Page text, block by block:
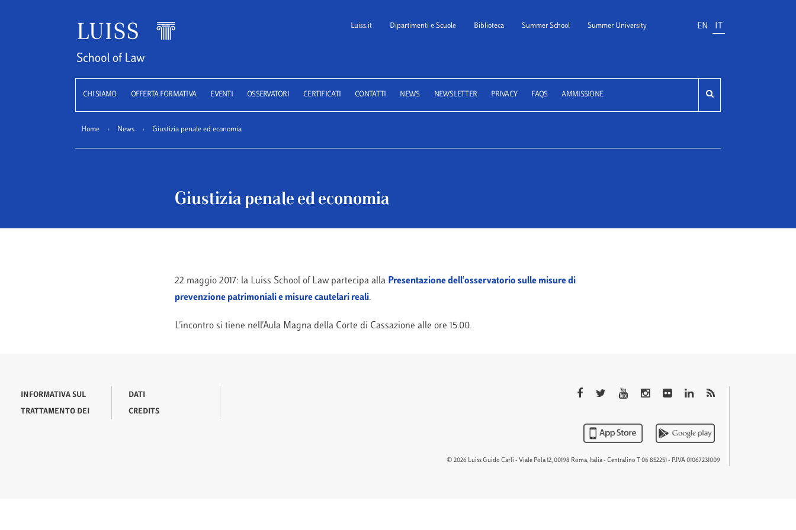
Luiss School of Law
Luiss.it Dipartimenti e Scuole Biblioteca Summer School Summer University EN
CHI SIAMO OFFERTA FORMATIVA EVENTI OSSERVATORI CERTIFICATI CONTATTI NEWS NEWSLETTER PRIVACY FAQS AMMISSIONE
Home › News › Giustizia penale ed economia
Giustizia penale ed economia
22 maggio 2017: la Luiss School of Law partecipa alla Presentazione dell'osservatorio sulle misure di
prevenzione patrimoniali e misure cautelari reali.
L'incontro si tiene nell'Aula Magna della Corte di Cassazione alle ore 15.00.
INFORMATIVA SUL
TRATTAMENTO DEI
DATI
CREDITS
© 2026 Luiss Guido Carli - Viale Pola 12, 00198 Roma, Italia - Centralino T 06 852251 - P.IVA 01067231009